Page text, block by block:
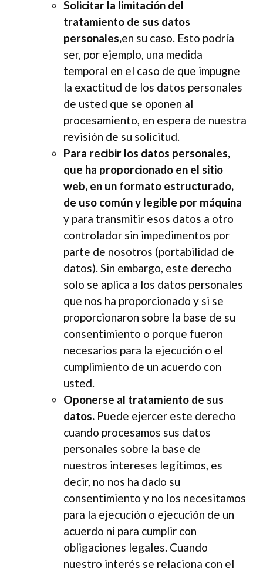
Solicitar la limitación del
tratamiento de sus datos
personales,en su caso. Esto podría
ser, por ejemplo, una medida
temporal en el caso de que impugne
la exactitud de los datos personales
de usted que se oponen al
procesamiento, en espera de nuestra
revisión de su solicitud.
Para recibir los datos personales,
que ha proporcionado en el sitio
web, en un formato estructurado,
de uso común y legible por máquina
y para transmitir esos datos a otro
controlador sin impedimentos por
parte de nosotros (portabilidad de
datos). Sin embargo, este derecho
solo se aplica a los datos personales
que nos ha proporcionado y si se
proporcionaron sobre la base de su
consentimiento o porque fueron
necesarios para la ejecución o el
cumplimiento de un acuerdo con
usted.
Oponerse al tratamiento de sus
datos. Puede ejercer este derecho
cuando procesamos sus datos
personales sobre la base de
nuestros intereses legítimos, es
decir, no nos ha dado su
consentimiento y no los necesitamos
para la ejecución o ejecución de un
acuerdo ni para cumplir con
obligaciones legales. Cuando
nuestro interés se relaciona con el